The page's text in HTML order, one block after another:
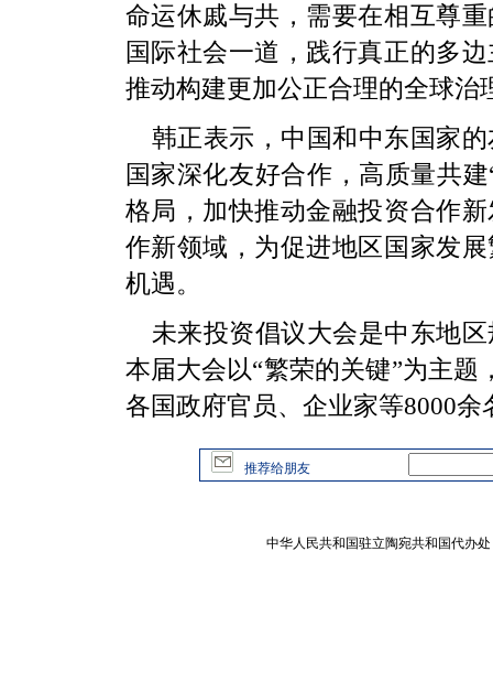
命运休戚与共，需要在相互尊
国际社会一道，践行真正的多
推动构建更加公正合理的全球
韩正表示，中国和中东国家
国家深化友好合作，高质量共
格局，加快推动金融投资合作
作新领域，为促进地区国家发
机遇。
未来投资倡议大会是中东地
本届大会以“繁荣的关键”为主
各国政府官员、企业家等8000余
推荐给朋友
中华人民共和国驻立陶宛共和国代办处